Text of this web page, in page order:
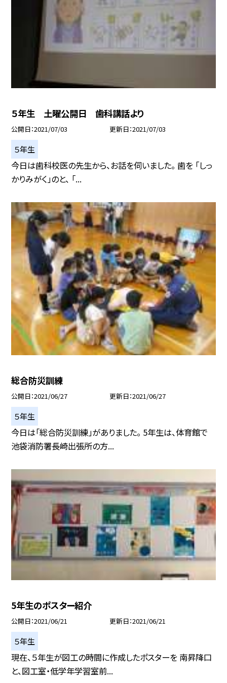
５年生 土曜公開日 歯科講話より
公開日 2021/07/03 更新日 2021/07/03
５年生
今日は歯科校医の先生から、お話を伺いました。 歯を 「しっ
かりみがく」のと、 「...
総合防災訓練
公開日 2021/06/27 更新日 2021/06/27
５年生
今日は「総合防災訓練」がありました。 5年生は、体育館で
池袋消防署長崎出張所の方...
5年生のポスター紹介
公開日 2021/06/21 更新日 2021/06/21
５年生
現在、５年生が図工の時間に作成したポスターを 南昇降口
と、図工室・低学年学習室前...